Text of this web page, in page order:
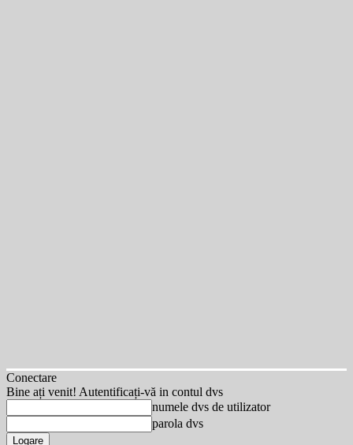
Conectare
Bine ați venit! Autentificați-vă in contul dvs
numele dvs de utilizator
parola dvs